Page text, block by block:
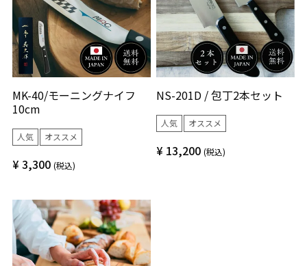
MK-40/モーニングナイフ
10cm
人気 オススメ
¥ 3,300 税込
NS-201D / 包丁2本セット
人気 オススメ
¥ 13,200 税込